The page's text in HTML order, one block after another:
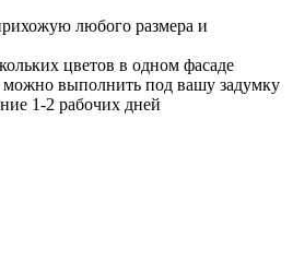
любого размера и
цветов в одном фасаде
можно выполнить под вашу задумку
1-2 рабочих дней